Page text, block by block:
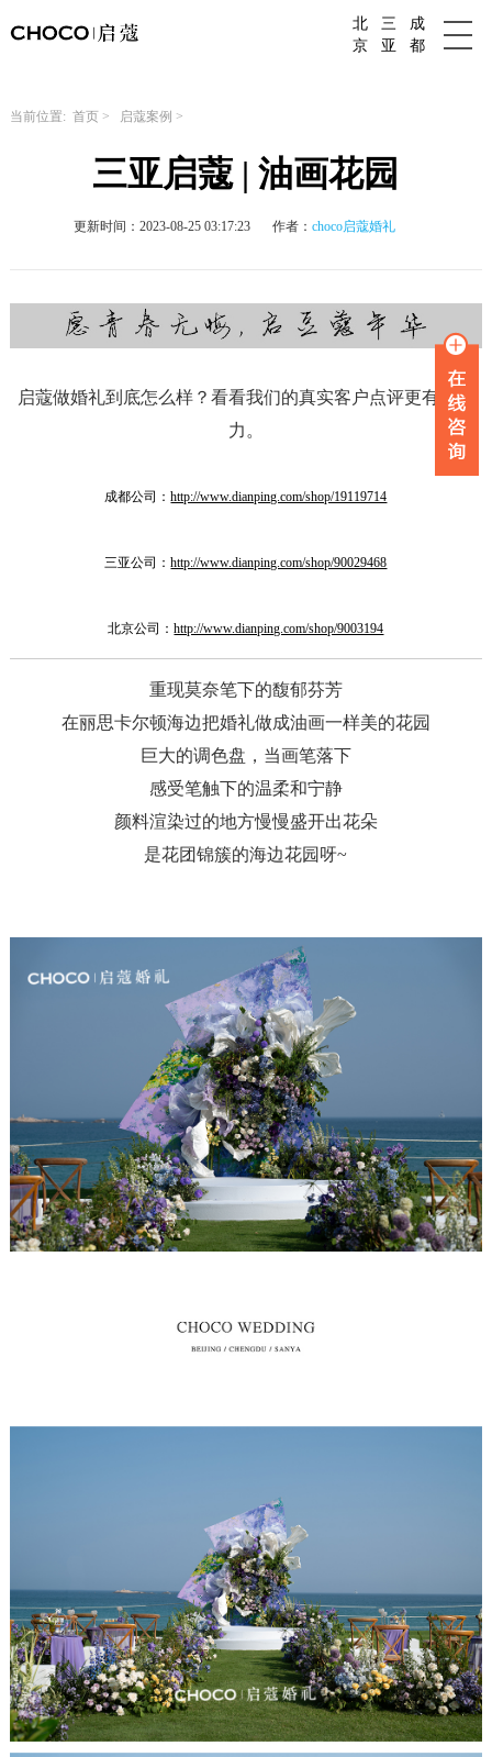
北
京
三
亚
成
都
当前位置: 首页> 启蔻案例 >
三亚启蔻 | 油画花园
更新时间：2023-08-25 03:17:23 作者：choco启蔻婚礼
启蔻做婚礼到底怎么样？看看我们的真实客户点评更有说服
力。
成都公司：http://www.dianping.com/shop/19119714
三亚公司：http://www.dianping.com/shop/90029468
北京公司：http://www.dianping.com/shop/9003194
重现莫奈笔下的馥郁芬芳
在丽思卡尔顿海边把婚礼做成油画一样美的花园
巨大的调色盘，当画笔落下
感受笔触下的温柔和宁静
颜料渲染过的地方慢慢盛开出花朵
是花团锦簇的海边花园呀~